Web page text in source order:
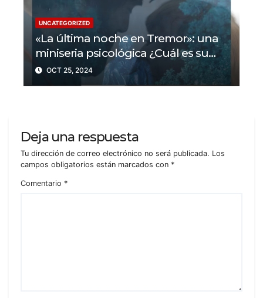
UNCATEGORIZED
«La última noche en Tremor»: una
miniseria psicológica ¿Cuál es su
trama?
OCT 25, 2024
Deja una respuesta
Tu dirección de correo electrónico no será publicada. Los
campos obligatorios están marcados con *
Comentario *